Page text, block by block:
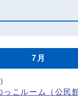
7月
こルーム（公民